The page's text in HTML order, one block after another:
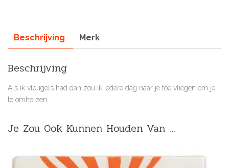
Beschrijving Merk
Beschrijving
Als ik vleugels had dan zou ik iedere dag naar je toe vliegen om je
te omhelzen.
Je Zou Ook Kunnen Houden Van …